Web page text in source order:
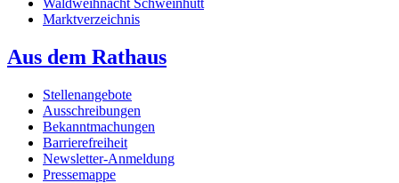
Marktverzeichnis
Aus dem Rathaus
Stellenangebote
Ausschreibungen
Bekanntmachungen
Barrierefreiheit
Newsletter-Anmeldung
Pressemappe